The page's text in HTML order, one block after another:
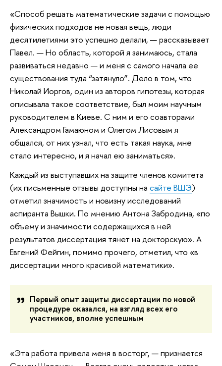
«Способ решать математические задачи с помощью
физических подходов не новая вещь, люди
десятилетиями это успешно делали, — рассказывает
Павел. — Но область, которой я занимаюсь, стала
развиваться недавно — и меня с самого начала ее
существования туда “затянуло”. Дело в том, что
Николай Иоргов, один из авторов гипотезы, которая
описывала такое соответствие, был моим научным
руководителем в Киеве. С ним и его соавторами
Александром Гамаюном и Олегом Лисовым я
общался, от них узнал, что есть такая наука, мне
стало интересно, и я начал ею заниматься».
Каждый из выступавших на защите членов комитета
(их письменные отзывы доступны на сайте ВШЭ)
отметил значимость и новизну исследований
аспиранта Вышки. По мнению Антона Забродина, «по
объему и значимости содержащихся в ней
результатов диссертация тянет на докторскую». А
Евгений Фейгин, помимо прочего, отметил, что «в
диссертации много красивой математики».
Первый опыт защиты диссертации по новой
процедуре оказался, на взгляд всех его
участников, вполне успешным
«Эта работа привела меня в восторг, — признается